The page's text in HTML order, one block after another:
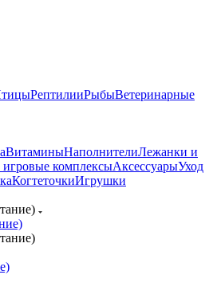
РептилииРыбыВетеринарные
ВитаминыНаполнителиЛежанки и
комплексыАксессуарыУход
КогтеточкиИгрушки